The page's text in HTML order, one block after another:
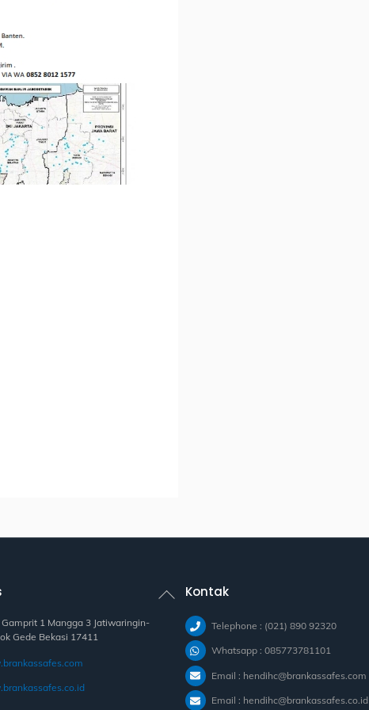
Back
Gamprit 1 Mangga 3 Jatiwaringin-
Gede Bekasi 17411
Kontak
Telephone : (021) 890 92320
Whatsapp : 085773781101
Email : hendihc@brankassafes.com
Email : hendihc@brankassafes.co.id